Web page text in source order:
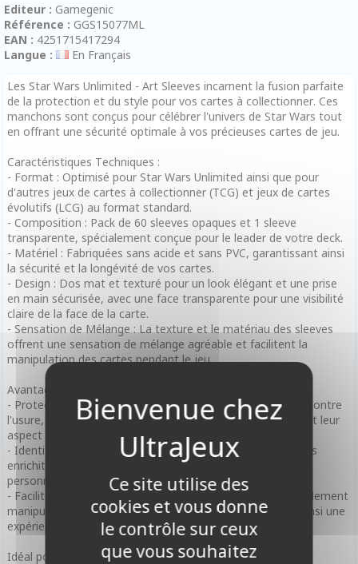
Editeur : Gamegenic
Référence : GGS15077ML
EAN : 4251715417294
Langue :
En Français
Les Star Wars Unlimited - Art Sleeves incarnent la fusion parfaite
de la protection et du style pour vos cartes à collectionner. Ces
manchons sont conçus pour célébrer l'univers de Star Wars tout
en offrant une sécurité optimale à vos précieuses cartes de jeu.
Caractéristiques Techniques :
- Format : Optimisé pour Star Wars Unlimited ainsi que pour
d'autres jeux de cartes à collectionner (TCG) et jeux de cartes
évolutifs (LCG) au format standard.
- Composition : Pack de 60 sleeves opaques et 1 sleeve
transparente, spécialement conçue pour le leader de votre deck.
- Matériel : Fabriquées sans acide et sans PVC, garantissant ainsi
la sécurité et la longévité de vos cartes.
- Design : Dos mat et texturé pour un look élégant et une prise
en main sécurisée, avec une face transparente pour une visibilité
claire de la face de la carte.
- Sensation de Mélange : La texture et le matériau des sleeves
offrent une sensation de mélange agréable et facilitent la
manipulation des cartes pendant le jeu.
Avantages :
- Protection Améliorée : Les sleeves protègent les cartes contre
l'usure, la saleté et l'humidité, prolongeant leur durabilité et leur
aspect neuf.
- Identité Visuelle : Le design unique et attractif des sleeves
enrichit l'expérience de jeu et permet aux joueurs de
personnaliser leur deck avec style.
- Facilité d'Usage : Ces sleeves sont conçues pour être facilement
manipulables lors du mélange et pendant le jeu, offrant ainsi une
expérience de jeu fluide et agréable.
Idéal pour :
Ce site utilise des
cookies et vous donne
le contrôle sur ceux
que vous souhaitez